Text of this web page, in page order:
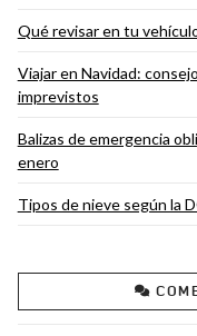
Qué revisar en tu
Viajar en Navidad:
imprevistos
Balizas de emergencia
enero
Tipos de nieve según la